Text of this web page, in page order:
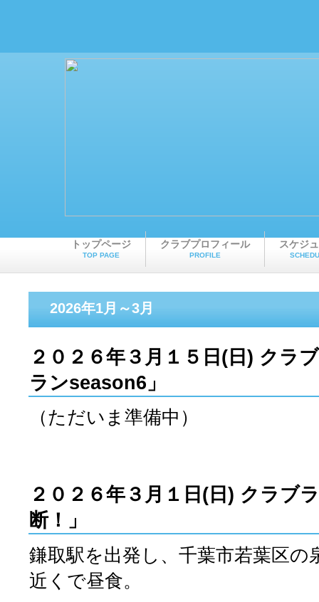
トップページ
TOP PAGE
クラブプロフィール
PROFILE
スケジ
2026年1月～3月
２０２６年３月１５ 日(日) クラ
ランseason6」
（ただいま準備中）
２０２６年３月１ 日(日) クラブ
断！」
鎌取駅を出発し、千葉市若葉区の
近くで昼食。